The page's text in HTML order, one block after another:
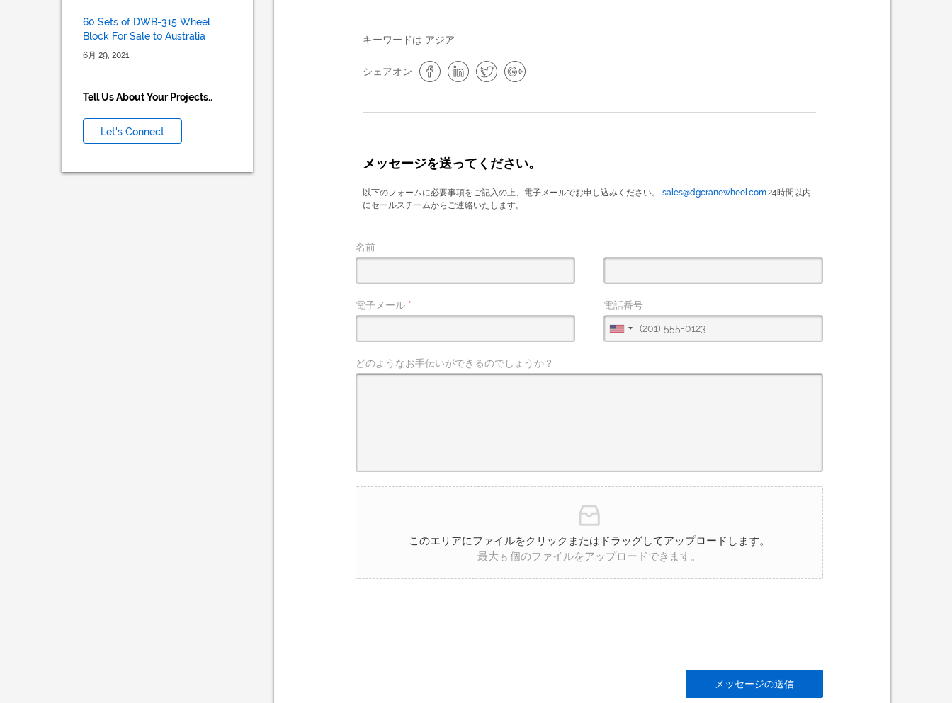
60 Sets of DWB-315 Wheel
Block For Sale to Australia
6月 29, 2021
Tell Us About Your Projects..
Let's Connect
キーワードは アジア
シェアオン
メッセージを送ってください。
以下のフォームに必要事項をご記入の上、電子メールでお申し込みください。 sales@dgcranewheel.com.24時間以内
にセールスチームからご連絡いたします。
名前
電子メール * 電話番号
どのようなお手伝いができるのでしょうか？
このエリアにファイルをクリックまたはドラッグしてアップロードします。
最大 5 個のファイルをアップロードできます。
メッセージの送信